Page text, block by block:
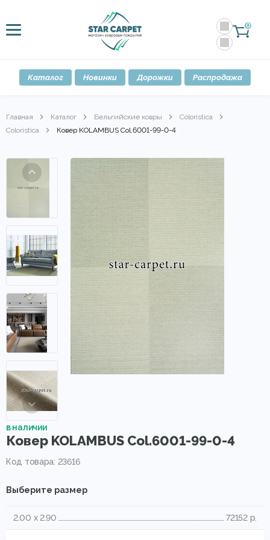
0
Каталог Новинки Дорожки Распродажа
Главная Каталог Бельгийские ковры
Coloristica
Coloristica
Ковер KOLAMBUS Col.6001-99-0-4
в наличии
Ковер KOLAMBUS Col.6001-99-0-4
Код товара: 23616
Выберите размер
2.00 x 2.90 72152 р.